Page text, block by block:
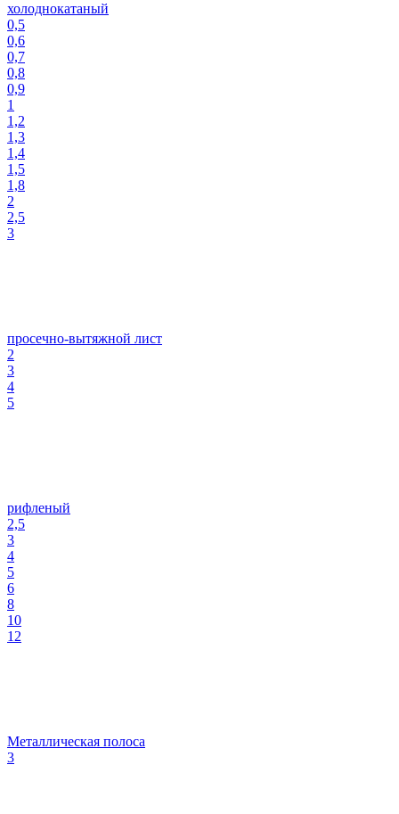
холоднокатаный
0,5
0,6
0,7
0,8
0,9
1
1,2
1,3
1,4
1,5
1,8
2
2,5
3
просечно-вытяжной лист
2
3
4
5
рифленый
2,5
3
4
5
6
8
10
12
Металлическая полоса
3